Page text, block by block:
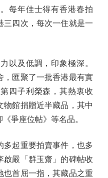
每年佳士得有香港春拍
三四次，每次一住就是一
及低調，印象極深。
，匯聚了一批香港最有實
四子利榮森，其熱衷收
物館捐贈近半藏品，其中
爭座位帖》等名品。
起重要拍賣事件，也多
啟嚴「群玉齋」的碑帖收
也首屈一指，其藏品之重